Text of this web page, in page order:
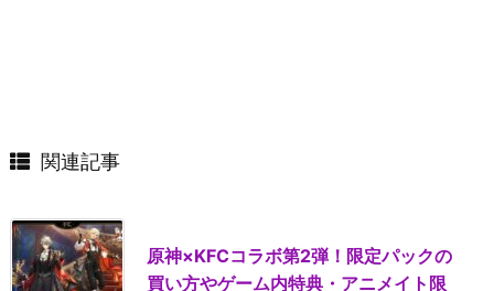
関連記事
原神×KFCコラボ第2弾！限定パックの
買い方やゲーム内特典・アニメイト限